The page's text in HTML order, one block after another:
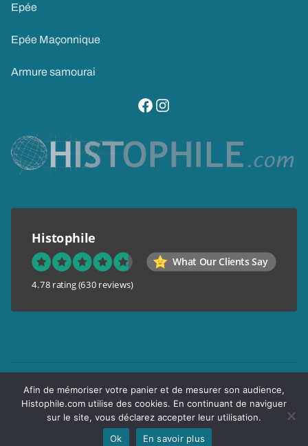
Epée
Epée Maçonnique
Armure samourai
visitez notre page facebook
suivez notre compte instagram
Histophile
What Our Clients Say
4.78 rating (630 reviews)
Copyright © 2017 Histophile.com
Conditions générales de vente
Garantie de confidentialité
Afin de mémoriser votre panier et de mesurer son audience,
Histophile.com utilise des cookies. En continuant de naviguer
sur le site, vous déclarez accepter leur utilisation.
Ok
En savoir plus